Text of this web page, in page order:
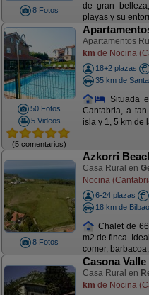
8 Fotos
de gran
playas y su
50 Fotos
5 Videos
(5 comentarios)
Apartamentos
km de Nocina
18+2 plazas
35 km de
Situada
Cantabria, a
isla y 1, 5 km de
8 Fotos
Azkorri
Casa Rural en
Nocina
6-24 plazas
18 km de Bilbao
Chalet de
m2 de finca.
comer,
Casona Valle
Casa Rural en
km de Nocina